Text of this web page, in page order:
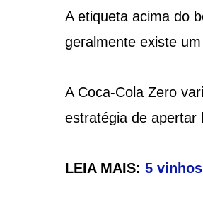
A etiqueta acima do
geralmente existe
A Coca-Cola Zero
estratégia de apertar
LEIA MAIS: 5